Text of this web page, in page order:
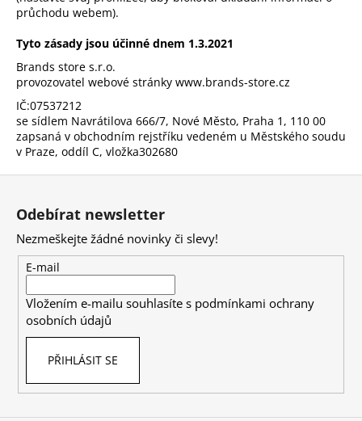
průchodu webem).
Tyto zásady jsou účinné dnem 1.3.2021
Brands store s.r.o.
provozovatel webové stránky www.brands-store.cz
IČ:07537212
se sídlem Navrátilova 666/7, Nové Město, Praha 1, 110 00
zapsaná v obchodním rejstříku vedeném u Městského soudu
v Praze, oddíl C, vložka302680
Z
Odebírat newsletter
Nezmeškejte žádné novinky či slevy!
E-mail
Vložením e-mailu souhlasíte s podmínkami ochrany
osobních údajů
PŘIHLÁSIT SE